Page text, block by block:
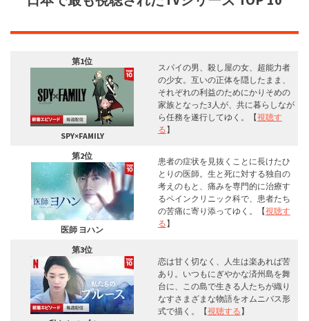
第1位
SPY×FAMILY
スパイの男、殺し屋の女、超能力者
の少女。互いの正体を隠したまま、
それぞれの利益のためにかりそめの
家族となった3人が、共に暮らしなが
ら任務を遂行してゆく。【視聴す
る】
第2位
医師 ヨハン
患者の症状を見抜くことに長けたひ
とりの医師。生と死に対する独自の
考えのもと、痛みを専門的に治療す
るペインクリニック科で、患者たち
の苦痛に寄り添ってゆく。【視聴す
る】
第3位
恋は甘く切なく、人生は楽あれば苦
あり。いつもにぎやかな済州島を舞
台に、この島で生きる人たちが織り
なすさまざまな物語をオムニバス形
式で描く。【視聴する】